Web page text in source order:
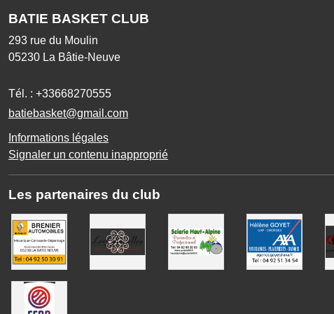
BATIE BASKET CLUB
293 rue du Moulin
05230 La Bâtie-Neuve
Tél. : +33668270555
batiebasket@gmail.com
Informations légales
Signaler un contenu inapproprié
Les partenaires du club